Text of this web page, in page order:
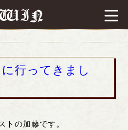
行ってきまし
トの加藤です。